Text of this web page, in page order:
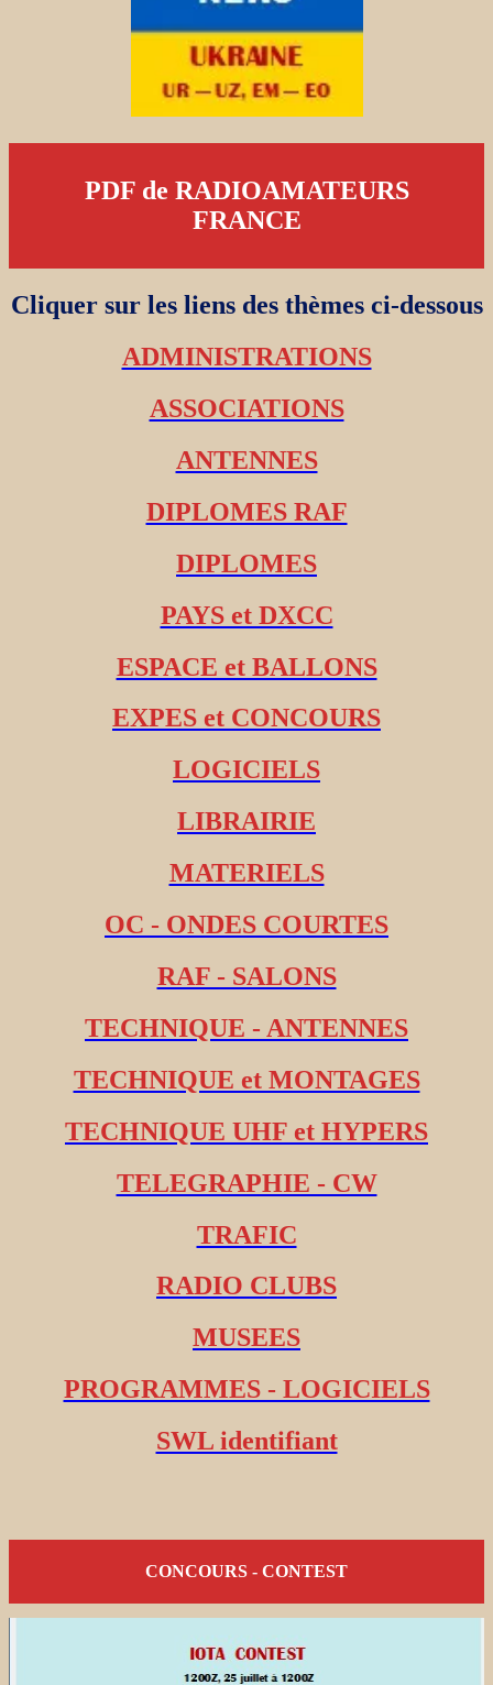
PDF de RADIOAMATEURS
FRANCE
Cliquer sur les liens des thèmes ci-dessous
ADMINISTRATIONS
ASSOCIATIONS
ANTENNES
DIPLOMES RAF
DIPLOMES
PAYS et DXCC
ESPACE et BALLONS
EXPES et CONCOURS
LOGICIELS
LIBRAIRIE
MATERIELS
OC - ONDES COURTES
RAF - SALONS
TECHNIQUE - ANTENNES
TECHNIQUE et MONTAGES
TECHNIQUE UHF et HYPERS
TELEGRAPHIE - CW
TRAFIC
RADIO CLUBS
MUSEES
PROGRAMMES - LOGICIELS
SWL identifiant
CONCOURS - CONTEST